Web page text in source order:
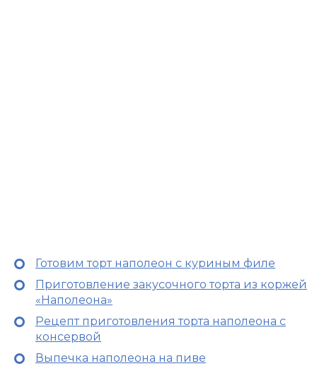
Готовим торт наполеон с куриным филе
Приготовление закусочного торта из коржей
«Наполеона»
Рецепт приготовления торта наполеона с
консервой
Выпечка наполеона на пиве